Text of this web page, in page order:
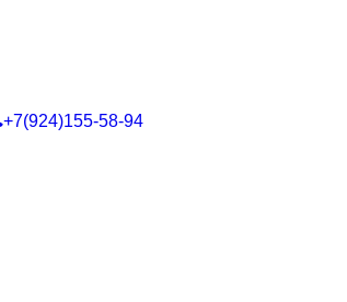
+7(924)155-58-94